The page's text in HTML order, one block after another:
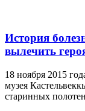
История
вылечить
18 ноября 2015
музея
старинных